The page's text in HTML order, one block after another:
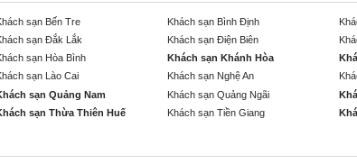
sạn Bến Tre Khách sạn Bình Định
sạn Đắk Lắk Khách sạn Điện Biên
sạn Hòa Bình Khách sạn Khánh Hòa
sạn Lào Cai Khách sạn Nghệ An
sạn Quảng Nam Khách sạn Quảng Ngãi
sạn Thừa Thiên Huế Khách sạn Tiền Giang